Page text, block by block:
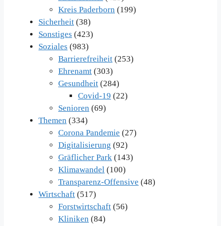
Kreis Paderborn (199)
Sicherheit (38)
Sonstiges (423)
Soziales (983)
Barrierefreiheit (253)
Ehrenamt (303)
Gesundheit (284)
Covid-19 (22)
Senioren (69)
Themen (334)
Corona Pandemie (27)
Digitalisierung (92)
Gräflicher Park (143)
Klimawandel (100)
Transparenz-Offensive (48)
Wirtschaft (517)
Forstwirtschaft (56)
Kliniken (84)